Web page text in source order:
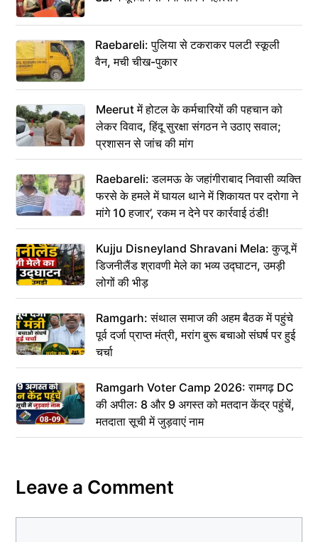
Raebareli: पुलिया से टकराकर पलटी स्कूली
वैन, मची चीख-पुकार
Meerut में होटल के कर्मचारियों की पहचान को
लेकर विवाद, हिंदू सुरक्षा संगठन ने उठाए सवाल;
प्रशासन से जांच की मांग
Raebareli: डलमऊ के जहांगीराबाद निवासी व्यक्ति
फरसे के हमले में घायल थाने में शिकायत पर दरोगा ने
मांगे 10 हजार’, रकम न देने पर कार्रवाई ठंडी!
Kujju Disneyland Shravani Mela: कुजू में
डिजनीलैंड श्रावणी मेले का भव्य उद्घाटन, उमड़ी
लोगों की भीड़
Ramgarh: संथाल समाज की अहम बैठक में पहुंचे
पूर्व दर्जा प्राप्त मंत्री, मरांग बुरू बचाओ संघर्ष पर हुई
चर्चा
Ramgarh Voter Camp 2026: रामगढ़ DC
की अपील: 8 और 9 अगस्त को मतदान केंद्र पहुंचें,
मतदाता सूची में जुड़वाएं नाम
Leave a Comment